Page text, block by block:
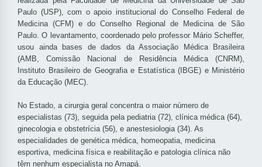
Paulo (USP), com o apoio institucional do Conselho Federal de
Medicina (CFM) e do Conselho Regional de Medicina de São
Paulo. O levantamento, coordenado pelo professor Mário Scheffer,
usou ainda bases de dados da Associação Médica Brasileira
(AMB, Comissão Nacional de Residência Médica (CNRM),
Instituto Brasileiro de Geografia e Estatística (IBGE) e Ministério
da Educação (MEC).
No Estado, a cirurgia geral concentra o maior número de
especialistas (73), seguida pela pediatria (72), clínica médica (64),
ginecologia e obstetrícia (56), e anestesiologia (34). As
especialidades de genética médica, homeopatia, medicina
esportiva, medicina física e reabilitação e patologia clínica não
têm nenhum especialista no Amapá.